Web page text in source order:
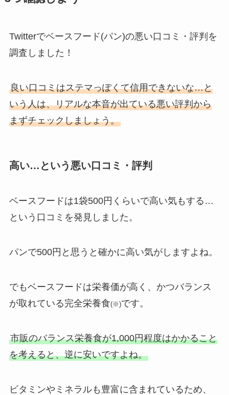
Twitterでベースフード(パン)の悪い口コミ・評判を
調査しました！
良い口コミはステマっぽくて信用できないな…と
いう人は、リアルな本音が出ている悪い評判から
まずチェックしましょう。
高い…という悪い口コミ・評判
ベースフードは1袋500円くらいで高い気もする…
という口コミを発見しました。
パンで500円と思うと確かに高い気がしますよね。
でもベースフードは栄養価が高く、かつバランス
が取れている完全栄養食(※)です。
市販のバランス栄養食が1,000円程度はかかること
を考えると、逆に安いですよね。
ビタミンやミネラルも豊富に含まれているため、